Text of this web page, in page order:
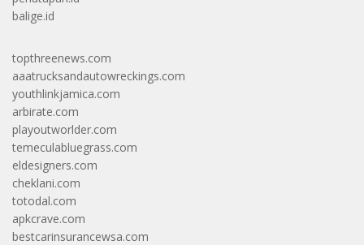
balige.id
topthreenews.com
aaatrucksandautowreckings.com
youthlinkjamica.com
arbirate.com
playoutworlder.com
temeculabluegrass.com
eldesigners.com
cheklani.com
totodal.com
apkcrave.com
bestcarinsurancewsa.com